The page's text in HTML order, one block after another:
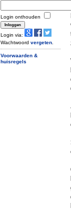
Login onthouden
Login via:
Wachtwoord vergeten
Voorwaarden &
huisregels